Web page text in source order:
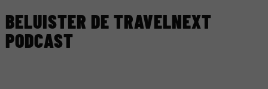
BELUISTER DE TRAVELNEXT
PODCAST